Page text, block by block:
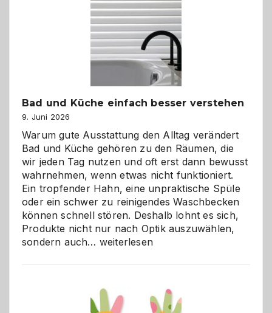
Bad und Küche einfach besser verstehen
9. Juni 2026
Warum gute Ausstattung den Alltag verändert
Bad und Küche gehören zu den Räumen, die
wir jeden Tag nutzen und oft erst dann bewusst
wahrnehmen, wenn etwas nicht funktioniert.
Ein tropfender Hahn, eine unpraktische Spüle
oder ein schwer zu reinigendes Waschbecken
können schnell stören. Deshalb lohnt es sich,
Produkte nicht nur nach Optik auszuwählen,
sondern auch… Bad
besser
verstehen
weiterlesen